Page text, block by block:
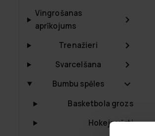
Vingrošanas
aprīkojums
Trenažieri
Svarcelšana
Bumbu spēles
Basketbola grozs
Hokeja vārti